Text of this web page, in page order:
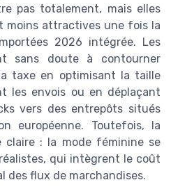
pas totalement, mais elles
moins attractives une fois la
2026 intégrée. Les
sans doute à contourner
taxe en optimisant la taille
les envois ou en déplaçant
vers des entrepôts situés
européenne. Toutefois, la
: la mode féminine se
qui intègrent le coût
des flux de marchandises.